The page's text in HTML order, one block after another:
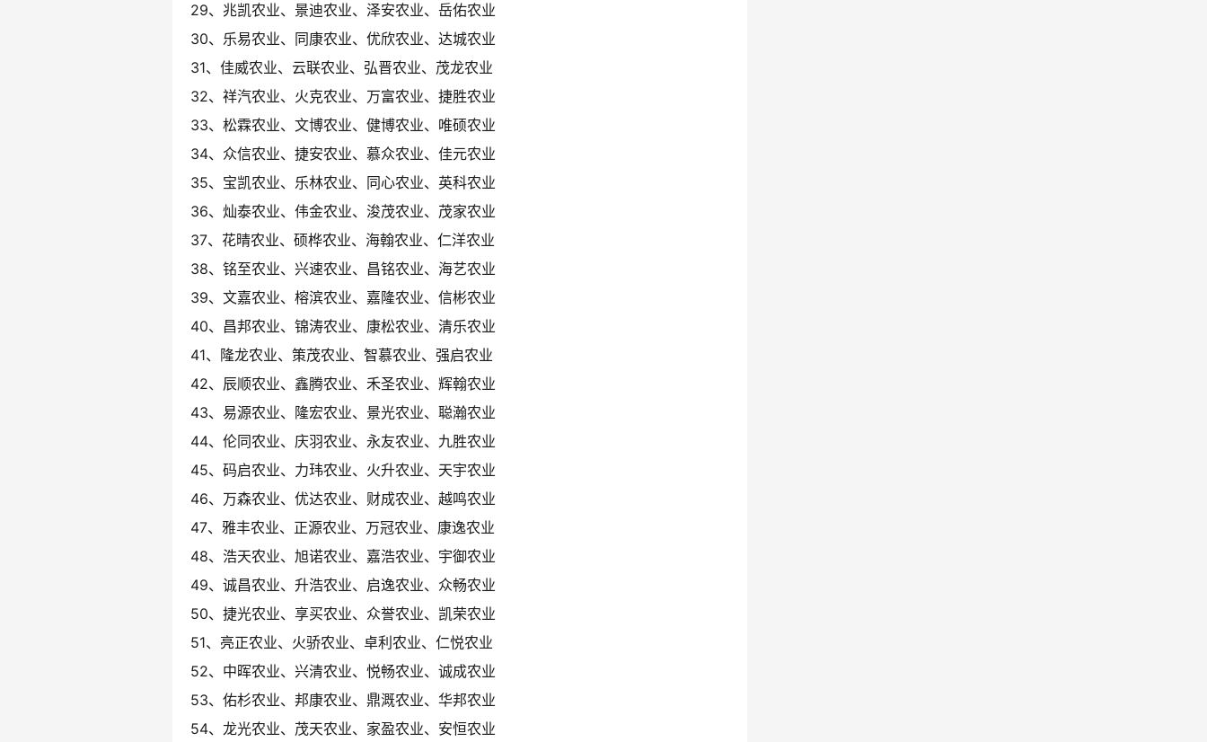
29、兆凯农业、景迪农业、泽安农业、岳佑农业
30、乐易农业、同康农业、优欣农业、达城农业
31、佳威农业、云联农业、弘晋农业、茂龙农业
32、祥汽农业、火克农业、万富农业、捷胜农业
33、松霖农业、文博农业、健博农业、唯硕农业
34、众信农业、捷安农业、慕众农业、佳元农业
35、宝凯农业、乐林农业、同心农业、英科农业
36、灿泰农业、伟金农业、浚茂农业、茂家农业
37、花晴农业、硕桦农业、海翰农业、仁洋农业
38、铭至农业、兴速农业、昌铭农业、海艺农业
39、文嘉农业、榕滨农业、嘉隆农业、信彬农业
40、昌邦农业、锦涛农业、康松农业、清乐农业
41、隆龙农业、策茂农业、智慕农业、强启农业
42、辰顺农业、鑫腾农业、禾圣农业、辉翰农业
43、易源农业、隆宏农业、景光农业、聪瀚农业
44、伦同农业、庆羽农业、永友农业、九胜农业
45、码启农业、力玮农业、火升农业、天宇农业
46、万森农业、优达农业、财成农业、越鸣农业
47、雅丰农业、正源农业、万冠农业、康逸农业
48、浩天农业、旭诺农业、嘉浩农业、宇御农业
49、诚昌农业、升浩农业、启逸农业、众畅农业
50、捷光农业、享买农业、众誉农业、凯荣农业
51、亮正农业、火骄农业、卓利农业、仁悦农业
52、中晖农业、兴清农业、悦畅农业、诚成农业
53、佑杉农业、邦康农业、鼎溉农业、华邦农业
54、龙光农业、茂天农业、家盈农业、安恒农业